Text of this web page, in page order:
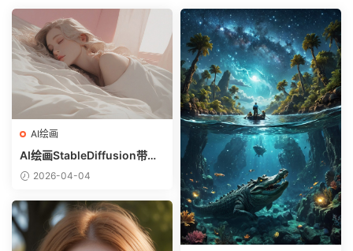
AI绘画
AI绘画StableDiffusion带信
息样图（civitai.com网站精
2026-04-04